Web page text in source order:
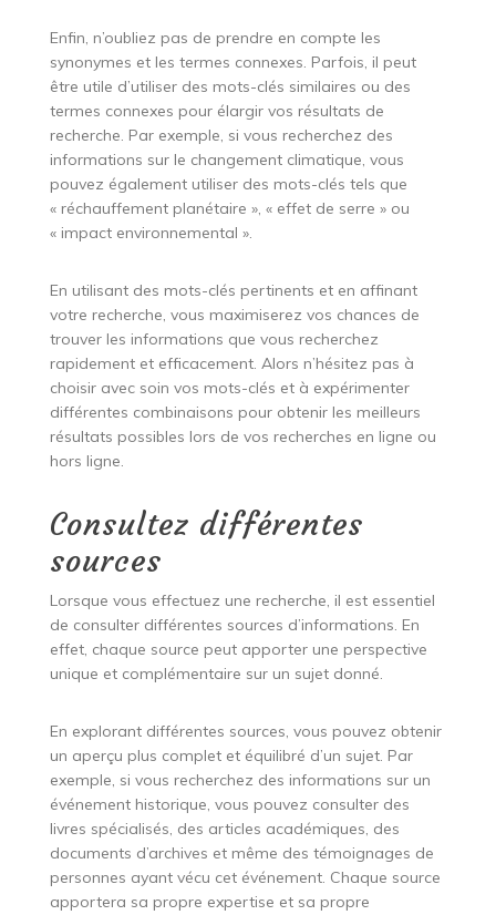
Enfin, n’oubliez pas de prendre en compte les
synonymes et les termes connexes. Parfois, il peut
être utile d’utiliser des mots-clés similaires ou des
termes connexes pour élargir vos résultats de
recherche. Par exemple, si vous recherchez des
informations sur le changement climatique, vous
pouvez également utiliser des mots-clés tels que
« réchauffement planétaire », « effet de serre » ou
« impact environnemental ».
En utilisant des mots-clés pertinents et en affinant
votre recherche, vous maximiserez vos chances de
trouver les informations que vous recherchez
rapidement et efficacement. Alors n’hésitez pas à
choisir avec soin vos mots-clés et à expérimenter
différentes combinaisons pour obtenir les meilleurs
résultats possibles lors de vos recherches en ligne ou
hors ligne.
Consultez différentes
sources
Lorsque vous effectuez une recherche, il est essentiel
de consulter différentes sources d’informations. En
effet, chaque source peut apporter une perspective
unique et complémentaire sur un sujet donné.
En explorant différentes sources, vous pouvez obtenir
un aperçu plus complet et équilibré d’un sujet. Par
exemple, si vous recherchez des informations sur un
événement historique, vous pouvez consulter des
livres spécialisés, des articles académiques, des
documents d’archives et même des témoignages de
personnes ayant vécu cet événement. Chaque source
apportera sa propre expertise et sa propre